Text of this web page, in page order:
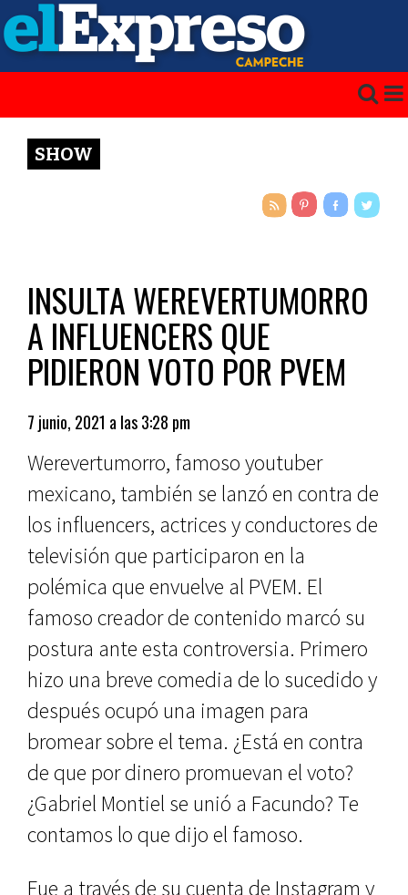
SHOW
INSULTA WEREVERTUMORRO
A INFLUENCERS QUE
PIDIERON VOTO POR PVEM
7 junio, 2021 a las 3:28 pm
Werevertumorro, famoso youtuber
mexicano, también se lanzó en contra de
los influencers, actrices y conductores de
televisión que participaron en la
polémica que envuelve al PVEM. El
famoso creador de contenido marcó su
postura ante esta controversia. Primero
hizo una breve comedia de lo sucedido y
después ocupó una imagen para
bromear sobre el tema. ¿Está en contra
de que por dinero promuevan el voto?
¿Gabriel Montiel se unió a Facundo? Te
contamos lo que dijo el famoso.
Fue a través de su cuenta de Instagram y